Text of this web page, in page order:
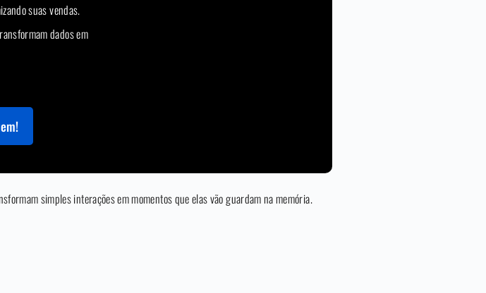
suas vendas.
dados em
simples interações em momentos que elas vão guardam na memória.